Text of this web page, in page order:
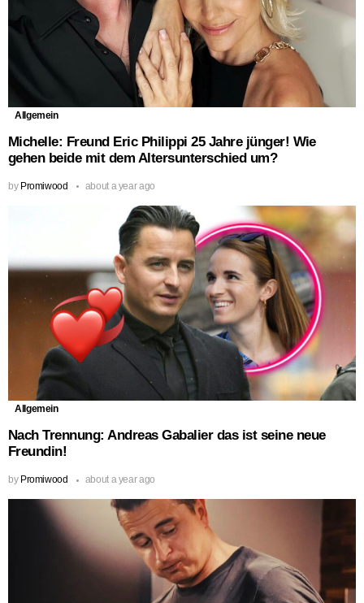
Allgemein
Michelle: Freund Eric Philippi 25 Jahre jünger! Wie
gehen beide mit dem Altersunterschied um?
by Promiwood about a year ago
Allgemein
Nach Trennung: Andreas Gabalier das ist seine neue
Freundin!
by Promiwood about a year ago